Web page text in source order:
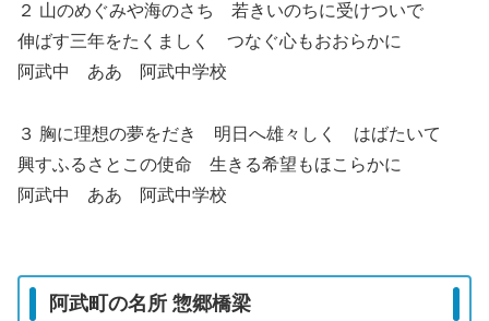
２ 山のめぐみや海のさち 若きいのちに受けついで
伸ばす三年をたくましく つなぐ心もおおらかに
阿武中 ああ 阿武中学校
３ 胸に理想の夢をだき 明日へ雄々しく はばたいて
興すふるさとこの使命 生きる希望もほこらかに
阿武中 ああ 阿武中学校
阿武町の名所 惣郷橋梁